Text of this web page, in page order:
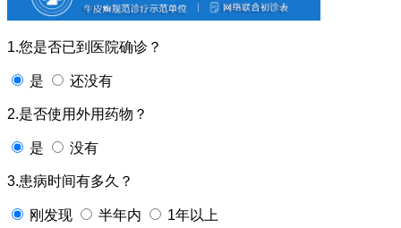
1.您是否已到医院确诊？
是 还没有
2.是否使用外用药物？
是 没有
3.患病时间有多久？
刚发现 半年内 1年以上